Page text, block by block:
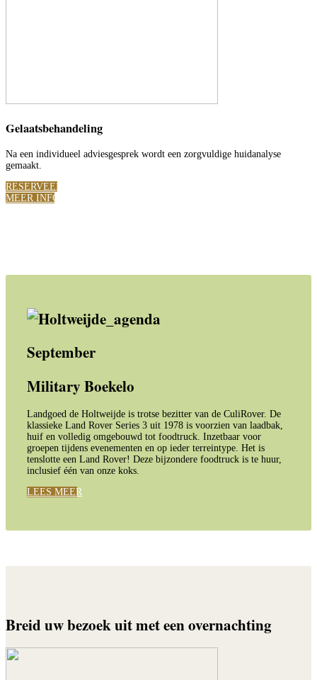
Gelaatsbehandeling
Na een individueel adviesgesprek wordt een zorgvuldige huidanalyse
gemaakt.
RESERVEER
MEER INFO
September
Military Boekelo
Landgoed de Holtweijde is trotse bezitter van de CuliRover. De
klassieke Land Rover Series 3 uit 1978 is voorzien van laadbak,
huif en volledig omgebouwd tot foodtruck. Inzetbaar voor
groepen tijdens evenementen en op ieder terreintype. Het is
tenslotte een Land Rover! Deze bijzondere foodtruck is te huur,
inclusief één van onze koks.
LEES MEER
Breid uw bezoek uit met een overnachting